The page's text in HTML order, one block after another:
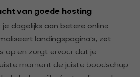
van goede hosting
je dagelijks aan betere online
landingspagina’s, zet
op en zorgt ervoor dat je
moment de juiste boodschap